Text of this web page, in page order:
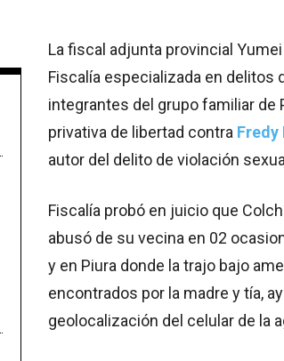
La fiscal adjunta provincial
Fiscalía especializada en delitos
integrantes del grupo familiar de
privativa de libertad contra Fredy
autor del delito de violación
Fiscalía probó en juicio que
abusó de su vecina en 02
y en Piura donde la trajo bajo
encontrados por la madre y tía,
geolocalización del celular de la